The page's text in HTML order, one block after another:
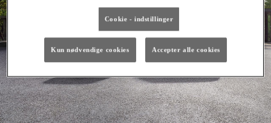
Cookie - indstillinger
Kun nødvendige cookies Accepter alle cookies